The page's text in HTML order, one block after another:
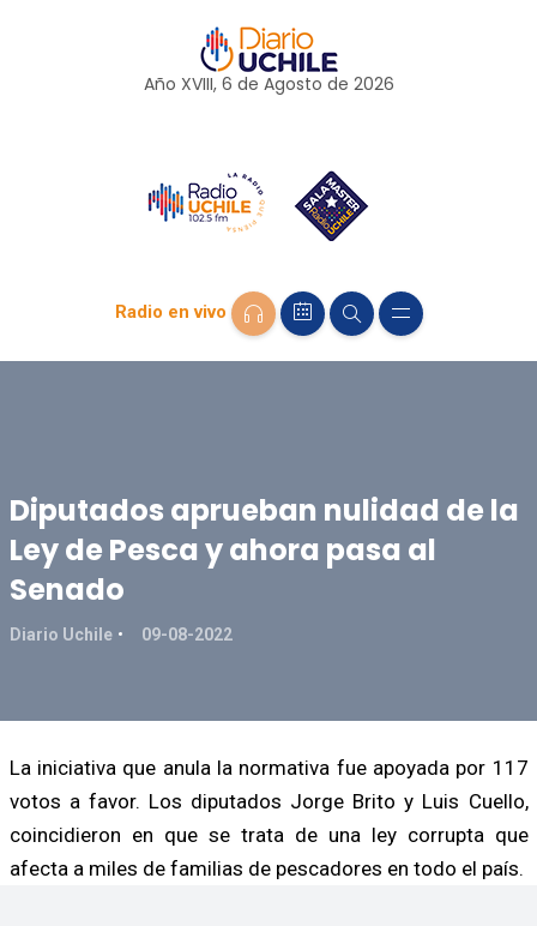
Año XVIII, 6 de Agosto de 2026
Radio en vivo
Diputados aprueban nulidad de la
Ley de Pesca y ahora pasa al
Senado
Diario Uchile 09-08-2022
La iniciativa que anula la normativa fue apoyada por 117
votos a favor. Los diputados Jorge Brito y Luis Cuello,
coincidieron en que se trata de una ley corrupta que
afecta a miles de familias de pescadores en todo el país.